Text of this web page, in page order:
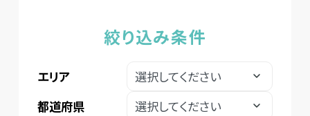
絞り込み条件
エリア
都道府県